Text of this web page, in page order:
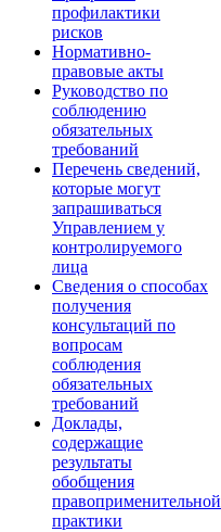
профилактики
рисков
Нормативно-
правовые акты
Руководство по
соблюдению
обязательных
требований
Перечень сведений,
которые могут
запрашиваться
Управлением у
контролируемого
лица
Сведения о способах
получения
консультаций по
вопросам
соблюдения
обязательных
требований
Доклады,
содержащие
результаты
обобщения
правоприменительной
практики